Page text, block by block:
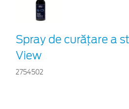
Spray de curățare a
View
2754502